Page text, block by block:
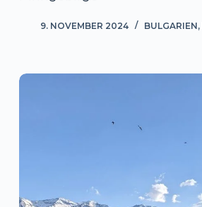
9. NOVEMBER 2024 BULGARIEN,